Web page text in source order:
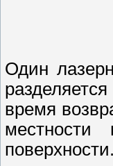
Один
время
местности
поверхности.